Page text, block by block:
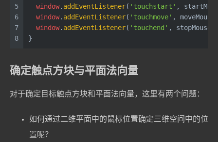
5
6
7
8
window. addEventListener( 'touchstart' ,
window. addEventListener( 'touchmove' ,
window. addEventListener( 'touchend' ,
}
确定触点方块与平面法向量
对于确定目标触点方块和平面法向量，这里有两个问题：
如何通过二维平面中的鼠标位置确定三维空间中的位
置呢？